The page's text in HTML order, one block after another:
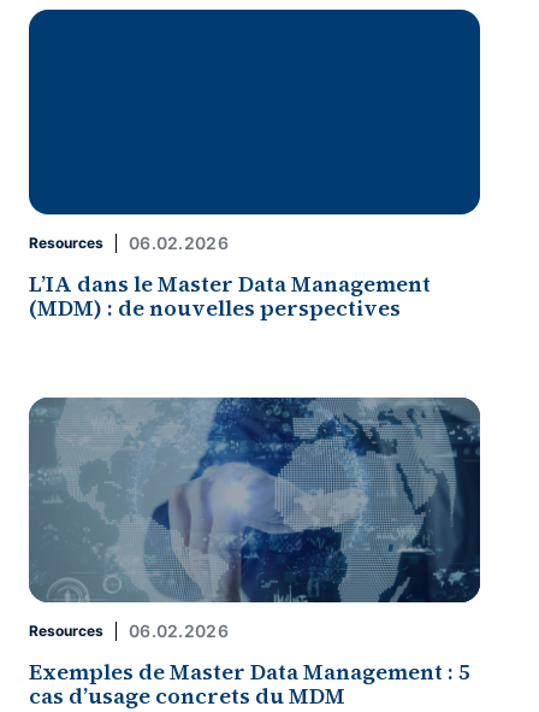
Resources 06.02.2026
L’IA dans le Master Data Management
(MDM) : de nouvelles perspectives
Resources 06.02.2026
Exemples de Master Data Management : 5
cas d’usage concrets du MDM